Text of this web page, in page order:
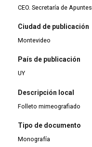
CEO. Secretaría de Apuntes
Ciudad de publicación
Montevideo
País de publicación
UY
Descripción local
Folleto mimeografiado
Tipo de documento
Monografía